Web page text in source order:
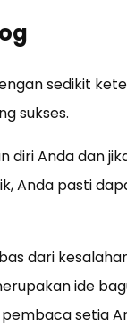
sedikit
sukses.
diri Anda dan
Anda pasti
dari
ide
setia